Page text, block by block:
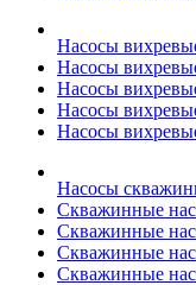
Насосы
Насосы
Насосы
Насосы
Насосы
Насосы
Скважинные
Скважинные
Скважинные
Cкважинные